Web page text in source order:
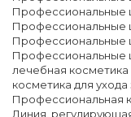
Профессиональные
Профессиональные
Профессиональные
Профессиональные
лечебная
косметика для
Профессиональная
Линия,